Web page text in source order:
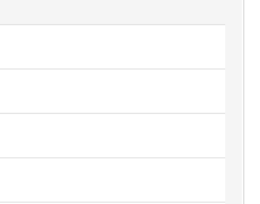
スHDMIエクステンダー